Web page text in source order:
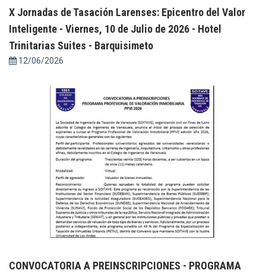
X Jornadas de Tasación Larenses: Epicentro del Valor
Inteligente - Viernes, 10 de Julio de 2026 - Hotel
Trinitarias Suites - Barquisimeto
12/06/2026
CONVOCATORIA A PREINSCRIPCIONES - PROGRAMA